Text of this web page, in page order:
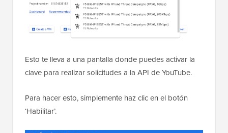
Esto te lleva a una pantalla donde puedes activar la
clave para realizar solicitudes a la API de YouTube.
Para hacer esto, simplemente haz clic en el botón
‘Habilitar’.